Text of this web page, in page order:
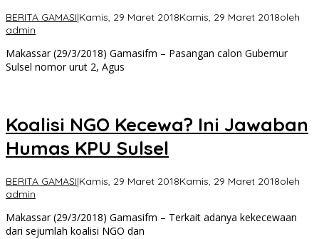
BERITA GAMASI|Kamis, 29 Maret 2018Kamis, 29 Maret 2018oleh
admin
Makassar (29/3/2018) Gamasifm – Pasangan calon Gubernur
Sulsel nomor urut 2, Agus
Koalisi NGO Kecewa? Ini Jawaban
Humas KPU Sulsel
BERITA GAMASI|Kamis, 29 Maret 2018Kamis, 29 Maret 2018oleh
admin
Makassar (29/3/2018) Gamasifm – Terkait adanya kekecewaan
dari sejumlah koalisi NGO dan